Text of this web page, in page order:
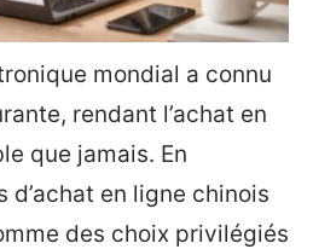
mondial a connu
rendant l’achat en
que jamais. En
en ligne chinois
des choix privilégiés